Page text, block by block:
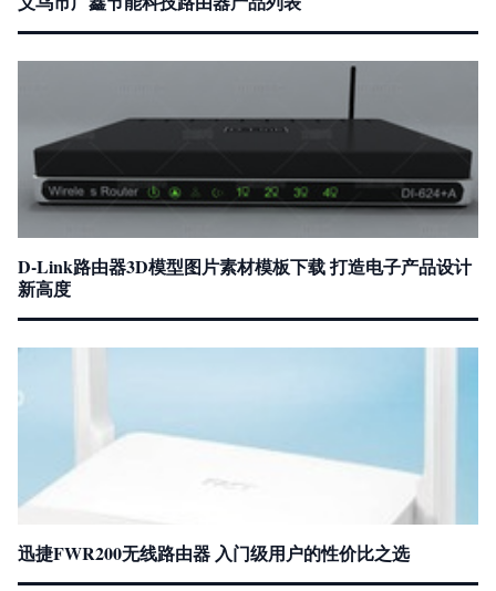
D-Link路由器3D模型图片素材模板下载 打造电子产品设计
新高度
迅捷FWR200无线路由器 入门级用户的性价比之选